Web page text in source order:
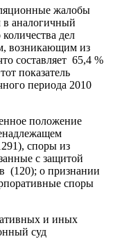
жалобы
в аналогичный
дел
возникающим из
составляет 65,4 %
показатель
периода 2010
положение
споры из
с защитой
(120); о признании
споры
и иных
суд